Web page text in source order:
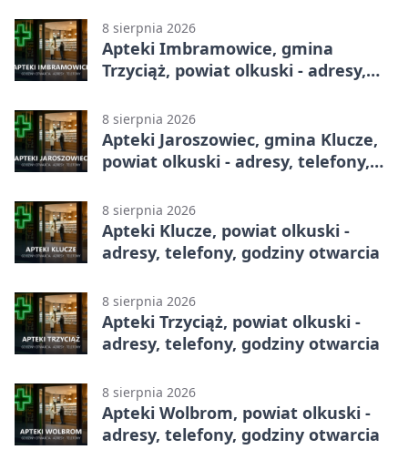
8 sierpnia 2026
Apteki Imbramowice, gmina
Trzyciąż, powiat olkuski - adresy,
8 sierpnia 2026
Apteki Jaroszowiec, gmina Klucze,
powiat olkuski - adresy, telefony,
8 sierpnia 2026
Apteki Klucze, powiat olkuski -
adresy, telefony, godziny otwarcia
8 sierpnia 2026
Apteki Trzyciąż, powiat olkuski -
adresy, telefony, godziny otwarcia
8 sierpnia 2026
Apteki Wolbrom, powiat olkuski -
adresy, telefony, godziny otwarcia